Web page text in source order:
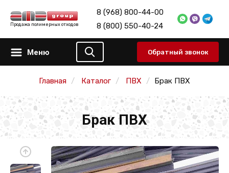
Продажа полимерных отходов
8 (968) 800-44-00
8 (800) 550-40-24
Меню Обратный звонок
Главная Каталог ПВХ Брак ПВХ
Брак ПВХ